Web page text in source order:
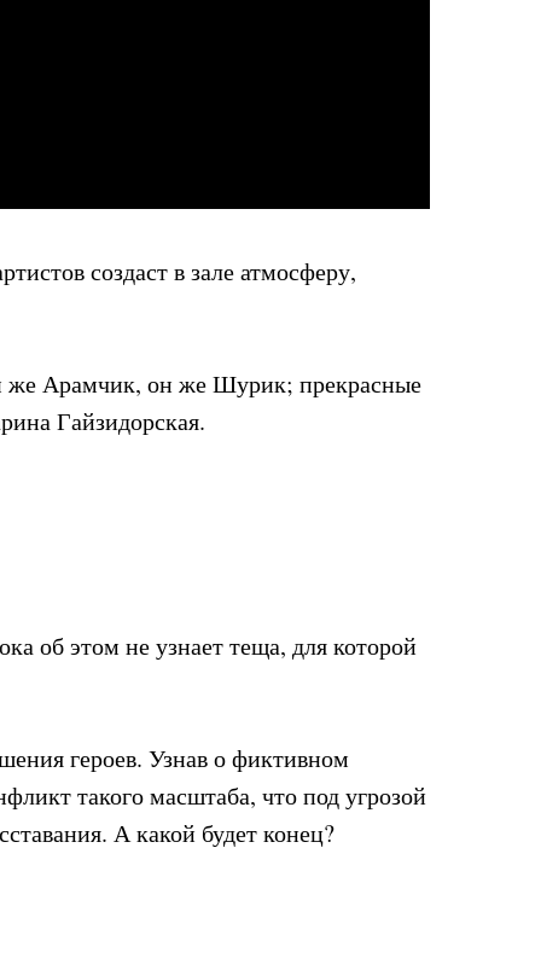
создаст в зале атмосферу,
же Арамчик, он же Шурик; прекрасные
Гайзидорская.
об этом не узнает теща, для которой
героев. Узнав о фиктивном
такого масштаба, что под угрозой
А какой будет конец?